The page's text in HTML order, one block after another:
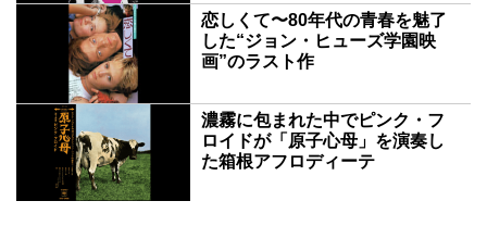
恋しくて〜80年代の青春を魅了
した“ジョン・ヒューズ学園映
画”のラスト作
濃霧に包まれた中でピンク・フ
ロイドが「原子心母」を演奏し
た箱根アフロディーテ